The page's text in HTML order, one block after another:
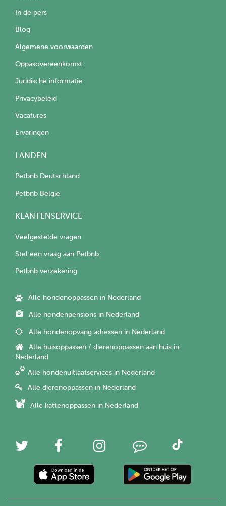
In de pers
Blog
Algemene voorwaarden
Oppasovereenkomst
Juridische informatie
Privacybeleid
Vacatures
Ervaringen
LANDEN
Petbnb Deutschland
Petbnb België
KLANTENSERVICE
Veelgestelde vragen
Stel een vraag aan Petbnb
Petbnb verzekering
Alle hondenoppassen in Nederland
Alle hondenpensions in Nederland
Alle hondenopvang adressen in Nederland
Alle huisoppassen / dierenoppassen aan huis in
Nederland
Alle hondenuitlaatservices in Nederland
Alle dierenoppassen in Nederland
Alle kattenoppassen in Nederland